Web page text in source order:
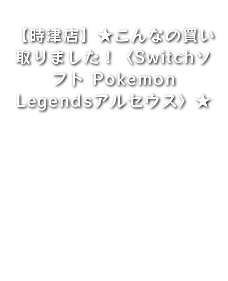
【時津店】★こんなの買い
取りました！〈Switchソ
フト Pokemon
Legendsアルセウス〉★